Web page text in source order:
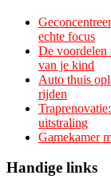
echte focus
De
van je kind
Auto thuis
rijden
uitstraling
Gamekamer
Handige links